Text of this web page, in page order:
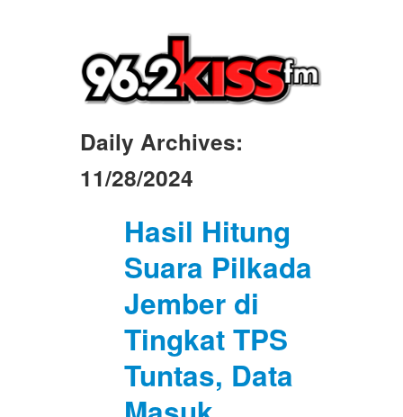
Daily Archives:
11/28/2024
Hasil Hitung
Suara Pilkada
Jember di
Tingkat TPS
Tuntas, Data